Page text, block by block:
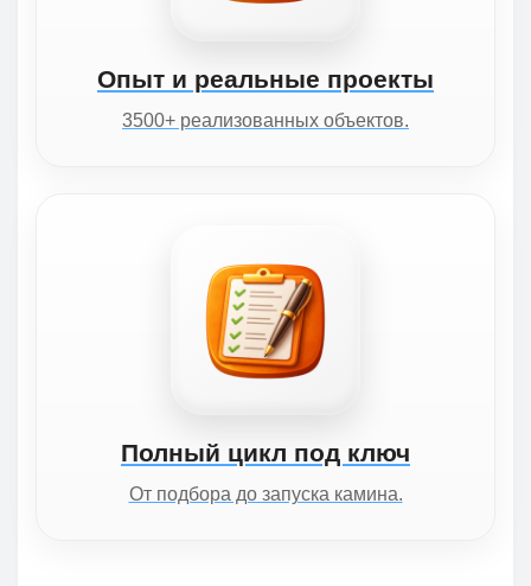
Опыт и реальные проекты
3500+ реализованных объектов.
Полный цикл под ключ
От подбора до запуска камина.